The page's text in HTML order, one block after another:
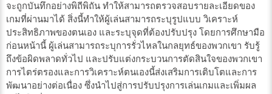
จะถูกบันทึกอย่างพิถีพิถัน ทำให้สามารถตรวจสอบรายละเอียดของ
เกมที่ผ่านมาได้ สิ่งนี้ทำให้ผู้เล่นสามารถระบุรูปแบบ วิเคราะห์
ประสิทธิภาพของตนเอง และระบุจุดที่ต้องปรับปรุง โดยการศึกษามือ
ก่อนหน้านี้ ผู้เล่นสามารถระบุการรั่วไหลในกลยุทธ์ของพวกเขา รับรู้
ถึงข้อผิดพลาดทั่วไป และปรับแต่งกระบวนการตัดสินใจของพวกเขา
การไตร่ตรองและการวิเคราะห์ตนเองนี้ส่งเสริมการเติบโตและการ
พัฒนาอย่างต่อเนื่อง ซึ่งนำไปสู่การปรับปรุงการเล่นเกมและเพิ่มผล